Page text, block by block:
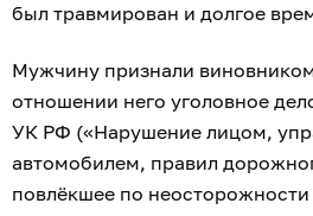
был травмирован и долгое
Мужчину признали
отношении него уголовное
УК РФ («Нарушение лицом,
автомобилем, правил
повлёкшее по